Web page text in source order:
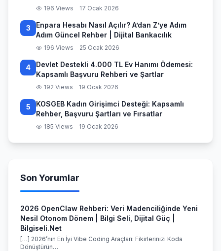
196 Views 17 Ocak 2026
3
Enpara Hesabı Nasıl Açılır? A’dan Z’ye Adım
Adım Güncel Rehber | Dijital Bankacılık
196 Views 25 Ocak 2026
4
Devlet Destekli 4.000 TL Ev Hanımı Ödemesi:
Kapsamlı Başvuru Rehberi ve Şartlar
192 Views 19 Ocak 2026
5
KOSGEB Kadın Girişimci Desteği: Kapsamlı
Rehber, Başvuru Şartları ve Fırsatlar
185 Views 19 Ocak 2026
Son Yorumlar
2026 OpenClaw Rehberi: Veri Madenciliğinde Yeni
Nesil Otonom Dönem | Bilgi Seli, Dijital Güç |
Bilgiseli.Net
[…] 2026’nın En İyi Vibe Coding Araçları: Fikirlerinizi Koda
Dönüştürün…